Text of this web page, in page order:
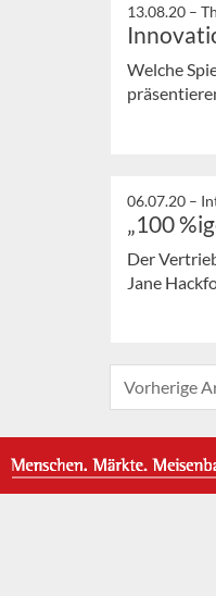
13.08.20 –
Welche
06.07.20 –
„100
Der
Jane
Vorherige